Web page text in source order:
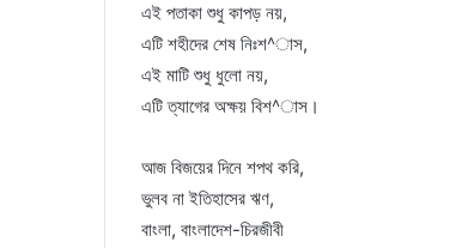
এই পতাকা শুধু কাপড় নয়,
এটি শহীদের শেষ নিঃশ^াস,
এই মাটি শুধু ধুলো নয়,
এটি ত্যাগের অক্ষয় বিশ^াস।
আজ বিজয়ের দিনে শপথ করি,
ভুলব না ইতিহাসের ঋণ,
বাংলা, বাংলাদেশ-চিরজীবী